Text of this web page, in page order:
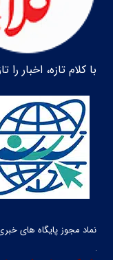
با کلام تازه، اخبار را
نماد مجوز پایگاه های